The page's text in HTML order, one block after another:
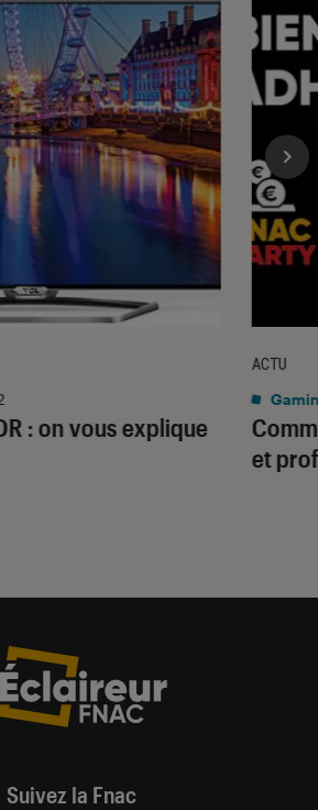
: on vous explique
et
ACTU
Suivez la Fnac